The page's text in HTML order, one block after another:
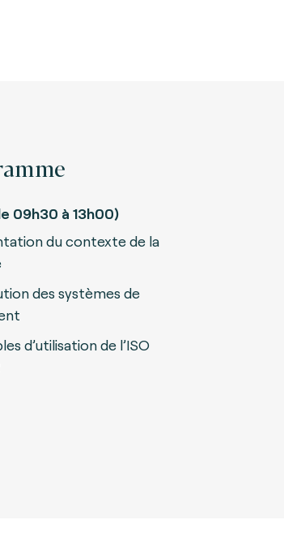
09h30 à 13h00)
du contexte de la
des systèmes de
d’utilisation de l’ISO